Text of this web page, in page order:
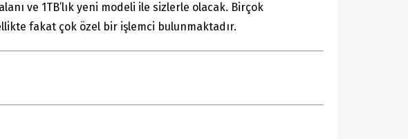
ve 1TB’lık yeni modeli ile sizlerle olacak. Birçok
fakat çok özel bir işlemci bulunmaktadır.